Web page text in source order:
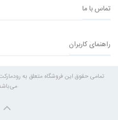
تماس با ما
راهنمای کاربران
تمامی حقوق این فروشگاه متعلق به